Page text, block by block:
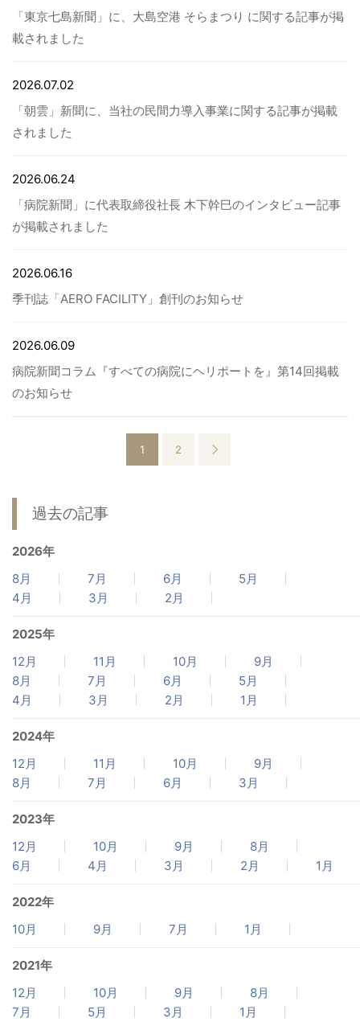
「東京七島新聞」に、大島空港 そらまつり に関する記事が掲
載されました
2026.07.02
「朝雲」新聞に、当社の民間力導入事業に関する記事が掲載
されました
2026.06.24
「病院新聞」に代表取締役社長 木下幹巳のインタビュー記事
が掲載されました
2026.06.16
季刊誌「AERO FACILITY」創刊のお知らせ
2026.06.09
病院新聞コラム『すべての病院にヘリポートを』第14回掲載
のお知らせ
1 2
過去の記事
2026年
8月
7月 6月
5月
4月
3月 2月
2025年
12月
11月 10月
9月
8月
7月 6月
5月
4月
3月 2月 1月
2024年
12月
11月 10月
9月
8月
7月 6月 3月
2023年
12月
10月 9月
8月
6月
4月 3月 2月 1月
2022年
10月
9月 7月 1月
2021年
12月
10月 9月
8月
7月
5月 3月 1月